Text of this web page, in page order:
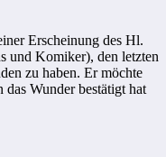
Erscheinung des Hl.
und Komiker), den letzten
zu haben. Er möchte
Wunder bestätigt hat